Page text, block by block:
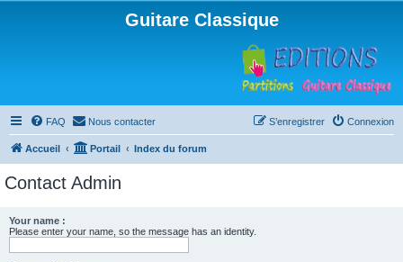
Guitare Classique
FAQ Nous contacter Connexion
S’enregistrer
Accueil Portail Index du forum
Contact Admin
Your name :
Please enter your name, so the message has an identity.